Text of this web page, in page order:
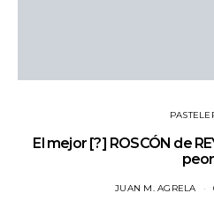
El mejor [?] ROSCÓN de
peor
JUAN M. AGRELA